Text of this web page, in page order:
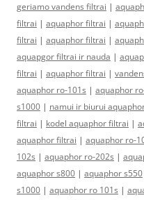
geriamo vandens filtrai |
filtrai | aquaphor filtrai |
filtrai | aquaphor filtrai |
aquapgor filtrai ir nauda |
filtrai | aquaphor filtrai |
aquaphor ro-101s | aquaphor
s1000 | namui ir biurui
filtrai | kodel aquaphor filtrai |
aquaphor filtrai | aquaphor ro-
102s | aquaphor ro-202s |
aquaphor s800 | aquaphor s550
s1000 | aquaphor ro 101s |